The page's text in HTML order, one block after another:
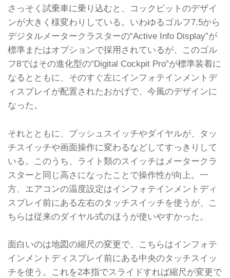
さっそく試乗車に乗り込むと、コックピットのデザイ
ンが大きく様変わりしている。いわゆるゴルフ7.5から
デジタルメータークラスターの“Active Info Display”が
標準またはオプションで採用されているが、このゴル
フ8ではその進化型の“Digital Cockpit Pro”が標準装着に
なるとともに、そのすぐ左にインフォテインメントデ
ィスプレイが配置されたおかげで、今風のデザインに
なった。
それとともに、プッシュスイッチやダイヤルが、タッ
チスイッチや画面操作に変わるなどしてすっきりして
いる。このうち、ライト類のスイッチはメータークラ
スターと同じ高さになったことで操作性が向上。一
方、エアコンの温度設定はインフォテインメントディ
スプレイ前にある左右のタッチスイッチを使うが、こ
ちらは従来のダイヤル式のほうが使いやすかった。
面白いのは地図の縮尺の変更で、こちらはインフォテ
インメントディスプレイ前にある中央のタッチスイッ
チを使う。これを2本指でスライドすれば縮尺が変更で